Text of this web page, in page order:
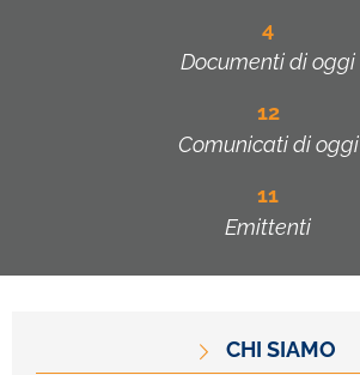
4
Documenti di oggi
12
Comunicati di oggi
11
Emittenti
CHI SIAMO